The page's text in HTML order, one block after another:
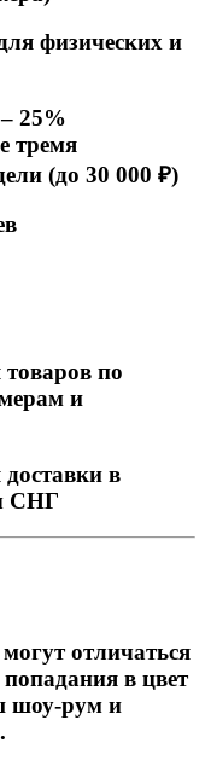
физических и
25%
тремя
(до 30 000 ₽)
по
и
в
СНГ
отличаться
в цвет
шоу-рум и